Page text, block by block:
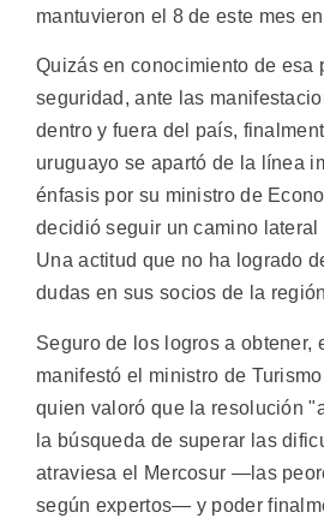
mantuvieron el 8 de este mes
Quizás en conocimiento de esa
seguridad, ante las
dentro y fuera del país,
uruguayo se apartó de la línea
énfasis por su ministro de
decidió seguir un camino lateral
Una actitud que no ha logrado
dudas en sus socios de la
Seguro de los logros a obtener,
manifestó el ministro de
quien valoró que la resolución
la búsqueda de superar las
atraviesa el Mercosur —las
según expertos— y poder